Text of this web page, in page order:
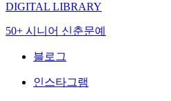
DIGITAL LIBRARY
50+ 시니어 신춘문예
블로그
인스타그램